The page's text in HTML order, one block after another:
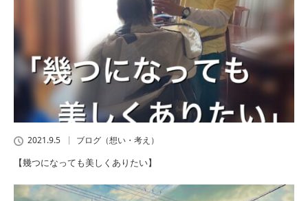
2021.9.5 ブログ（想い・考え）
【幾つになっても美しくありたい】